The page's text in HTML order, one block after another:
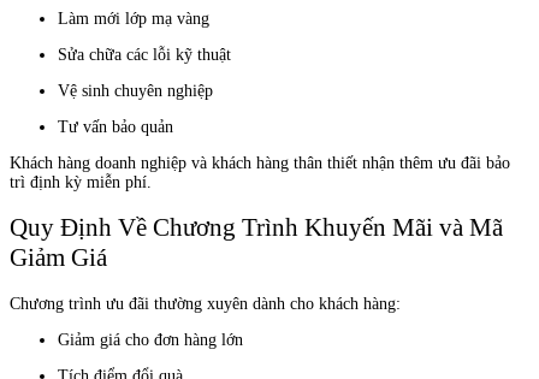
Làm mới lớp mạ vàng
Sửa chữa các lỗi kỹ thuật
Vệ sinh chuyên nghiệp
Tư vấn bảo quản
Khách hàng doanh nghiệp và khách hàng thân thiết nhận thêm ưu đãi bảo
trì định kỳ miễn phí.
Quy Định Về Chương Trình Khuyến Mãi và Mã
Giảm Giá
Chương trình ưu đãi thường xuyên dành cho khách hàng:
Giảm giá cho đơn hàng lớn